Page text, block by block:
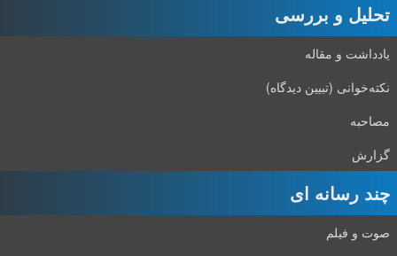
تحلیل و بررسی
یادداشت و مقاله
نکته‌خوانی (تبیین دیدگاه)
مصاحبه
گزارش
چند رسانه ای
صوت و فیلم